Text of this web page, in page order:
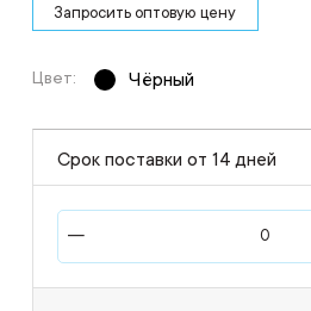
Запросить оптовую цену
Цвет: Чёрный
Срок поставки от 14 дней